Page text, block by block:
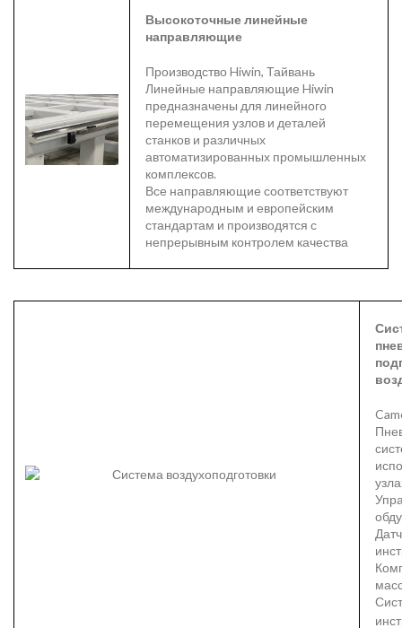
Высокоточные линейные
направляющие
Производство Hiwin, Тайвань
Линейные направляющие Hiwin
предназначены для линейного
перемещения узлов и деталей
станков и различных
автоматизированных промышленных
комплексов.
Все направляющие соответствуют
международным и европейским
стандартам и производятся с
непрерывным контролем качества